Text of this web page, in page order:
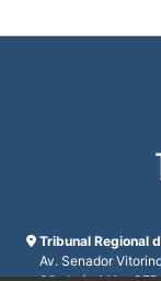
Tribunal Regional
Av. Senador